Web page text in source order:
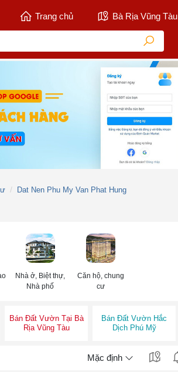
Trang chủ Bà Rịa Vũng Tàu
Dat Nen Phu My Van Phat Hung
Nhà ở, Biệt thự,
Nhà phố
Căn hộ, chung
cư
Bán Đất Vườn Tại Bà
Rịa Vũng Tàu
Bán Đất Vườn Hắc
Dịch Phú Mỹ
Mặc định